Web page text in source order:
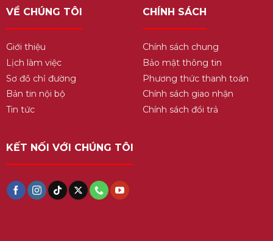
VỀ CHÚNG TÔI
Giới thiệu
Lịch làm việc
Sơ đồ chỉ đường
Bản tin nội bộ
Tin tức
CHÍNH SÁCH
Chính sách chung
Bảo mật thông tin
Phương thức thanh toán
Chính sách giao nhận
Chính sách đổi trả
KẾT NỐI VỚI CHÚNG TÔI